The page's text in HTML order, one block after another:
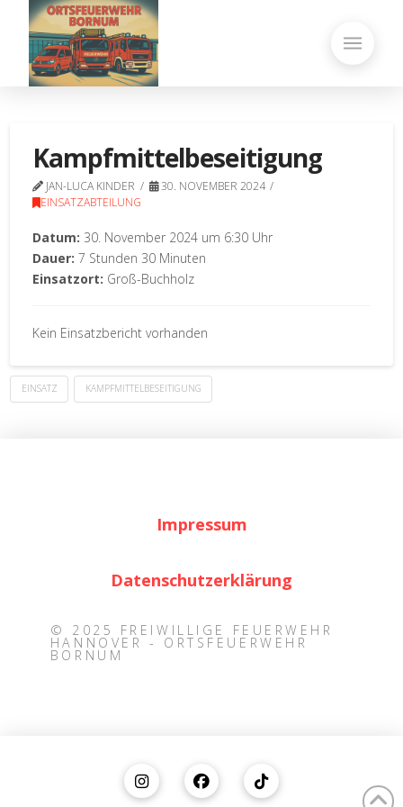
Kampfmittelbeseitigung
JAN-LUCA KINDER
30. NOVEMBER 2024
EINSATZABTEILUNG
Datum: 30. November 2024 um 6:30 Uhr
Dauer: 7 Stunden 30 Minuten
Einsatzort: Groß-Buchholz
Kein Einsatzbericht vorhanden
EINSATZ KAMPFMITTELBESEITIGUNG
Impressum
Datenschutzerklärung
© 2025 FREIWILLIGE FEUERWEHR
HANNOVER - ORTSFEUERWEHR
BORNUM